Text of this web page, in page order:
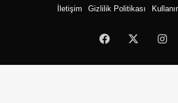
İletişim Gizlilik Politikası
Facebook